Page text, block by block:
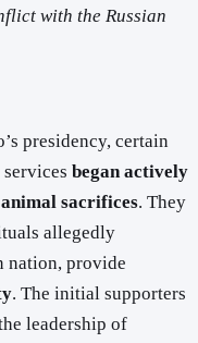
with the Russian
presidency, certain
began actively
sacrifices. They
allegedly
nation, provide
. The initial supporters
leadership of